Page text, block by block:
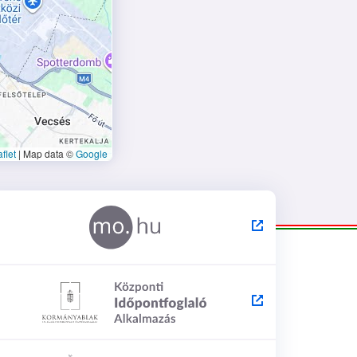
| Map data ©Google